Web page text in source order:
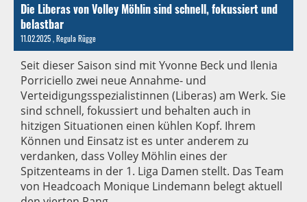
Die Liberas von Volley Möhlin sind schnell, fokussiert und
belastbar
11.02.2025, Regula Rügge
Seit dieser Saison sind mit Yvonne Beck und Ilenia
Porriciello zwei neue Annahme- und
Verteidigungsspezialistinnen (Liberas) am Werk. Sie
sind schnell, fokussiert und behalten auch in
hitzigen Situationen einen kühlen Kopf. Ihrem
Können und Einsatz ist es unter anderem zu
verdanken, dass Volley Möhlin eines der
Spitzenteams in der 1. Liga Damen stellt. Das Team
von Headcoach Monique Lindemann belegt aktuell